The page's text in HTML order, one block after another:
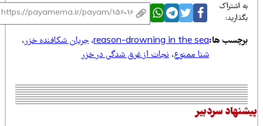
اشتراک
ها:reason-drowning in the sea،جریان شکافنده خزر،
شنا ممنوع،نجات از غرق شدگی در خزر
سردبیر